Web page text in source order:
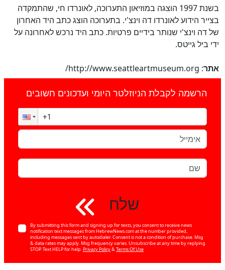
בשנת 1997 הוצגה במוזיאון התערוכה, לאונרדו חי, שהתמקדה
בצייר הידוע לאונרדו דה וינצ'י. בתערוכה הוצג כתב היד האחרון
של דה וינצ'י שנותר בידיים פרטיות. כתב היד נרכש לאחרונה על
ידי ביל גייטס.
אתר: http://www.seattleartmuseum.org/
הרשמה לקבלת הניוזלטר היומי ועדכונים חשובים
שלח
By submitting this form and signing up for texts, you consent to receive news
notification text messages from HebrewNews.com at the number provided,
including messages sent by autodialer. Consent is not a condition of purchase. Msg
& data rates may apply. Msg frequency varies. Unsubscribe at any time by replying
STOP. Text HELP for help.Privacy Policy&Terms Of Use